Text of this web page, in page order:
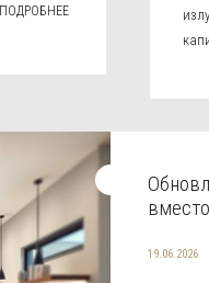
ПОДРОБНЕЕ
19.06.2026